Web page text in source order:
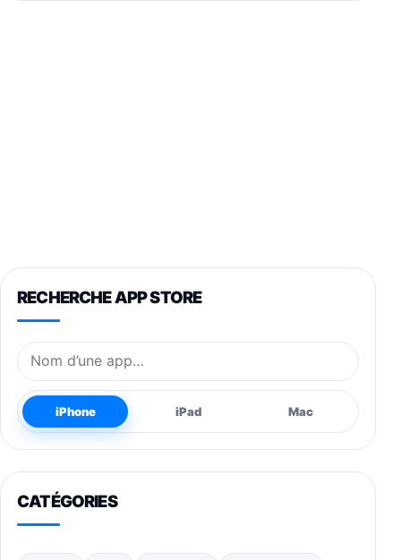
RECHERCHE APP STORE
Nom de l’application
iPhone iPad Mac
CATÉGORIES